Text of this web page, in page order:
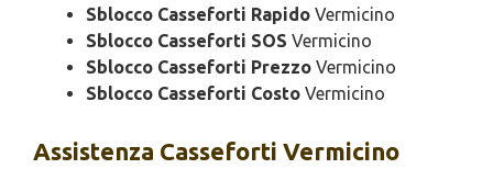
Sblocco Casseforti Rapido Vermicino
Sblocco Casseforti SOS Vermicino
Sblocco Casseforti Prezzo Vermicino
Sblocco Casseforti Costo Vermicino
Assistenza Casseforti Vermicino